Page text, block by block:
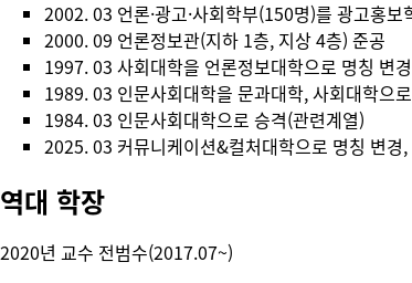
2002. 03 언론·광고·사회학부(150명)를 광고홍
2000. 09 언론정보관(지하 1층, 지상 4층) 준공
1997. 03 사회대학을 언론정보대학으로 명칭 변
1989. 03 인문사회대학을 문과대학, 사회대학으
1984. 03 인문사회대학으로 승격(관련계열)
2025. 03 커뮤니케이션&컬처대학으로 명칭 변
역대 학장
2020년 교수 전범수(2017.07~)